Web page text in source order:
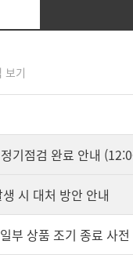
보기
기점검 완료 안내
시 대처 방안 안내
부 상품 조기 종료 사